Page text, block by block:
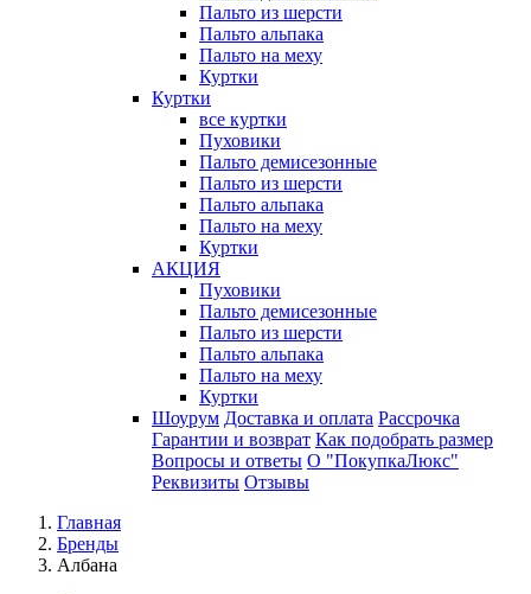
Пальто из шерсти
Пальто альпака
Пальто на меху
Куртки
Куртки
все куртки
Пуховики
Пальто демисезонные
Пальто из шерсти
Пальто альпака
Пальто на меху
Куртки
АКЦИЯ
Пуховики
Пальто демисезонные
Пальто из шерсти
Пальто альпака
Пальто на меху
Куртки
Шоурум Доставка и оплата Рассрочка
Гарантии и возврат Как подобрать размер
Вопросы и ответы О "ПокупкаЛюкс"
Реквизиты Отзывы
Главная
Бренды
Албана